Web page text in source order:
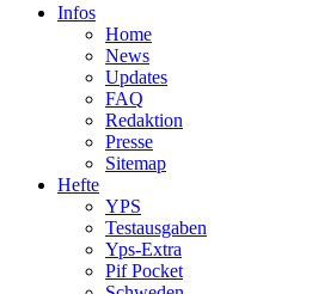
Infos
Home
News
Updates
FAQ
Redaktion
Presse
Sitemap
Hefte
YPS
Testausgaben
Yps-Extra
Pif Pocket